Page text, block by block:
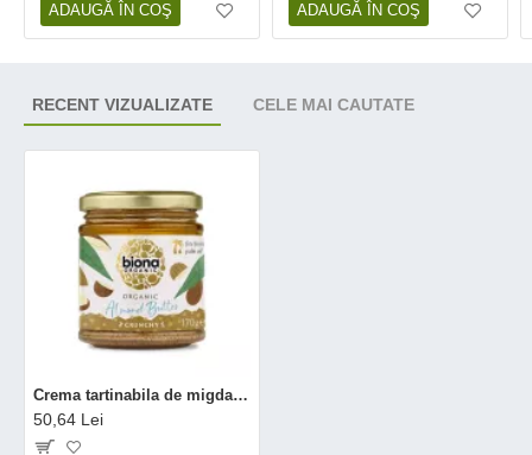
ADAUGĂ ÎN COŞ ADAUGĂ ÎN COŞ
RECENT VIZUALIZATE CELE MAI CAUTATE
Crema tartinabila de migdale crunchy eco (170 grame), Biona
50,64 Lei